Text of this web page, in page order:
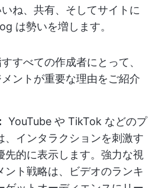
ね、共有、そしてサイトに
は勢いを増します。
すべての作成者にとって、
ントが重要な理由をご紹介
YouTube や TikTok などのプ
、インタラクションを刺激す
先的に表示します。強力な視
ント戦略は、ビデオのランキ